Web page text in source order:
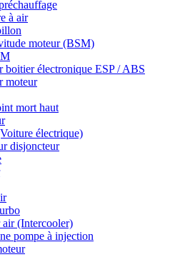
à air
moteur (BSM)
boitier électronique ESP / ABS
moteur
mort haut
électrique)
disjoncteur
air (Intercooler)
pompe à injection